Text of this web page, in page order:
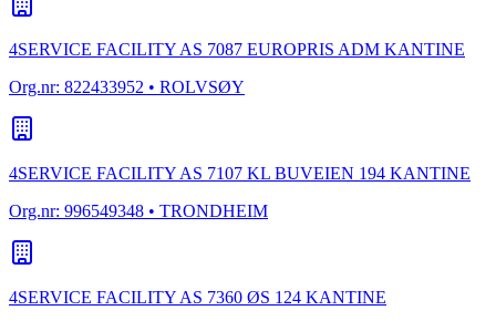
4SERVICE FACILITY AS 7087 EUROPRIS ADM KANTINE
Org.nr: 822433952 • ROLVSØY
4SERVICE FACILITY AS 7107 KL BUVEIEN 194 KANTINE
Org.nr: 996549348 • TRONDHEIM
4SERVICE FACILITY AS 7360 ØS 124 KANTINE